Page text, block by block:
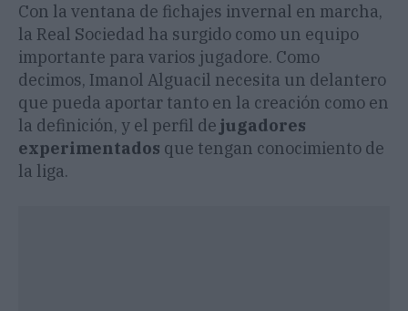
Con la ventana de fichajes invernal en marcha,
la Real Sociedad ha surgido como un equipo
importante para varios jugadore. Como
decimos, Imanol Alguacil necesita un delantero
que pueda aportar tanto en la creación como en
la definición, y el perfil de jugadores
experimentados que tengan conocimiento de
la liga.